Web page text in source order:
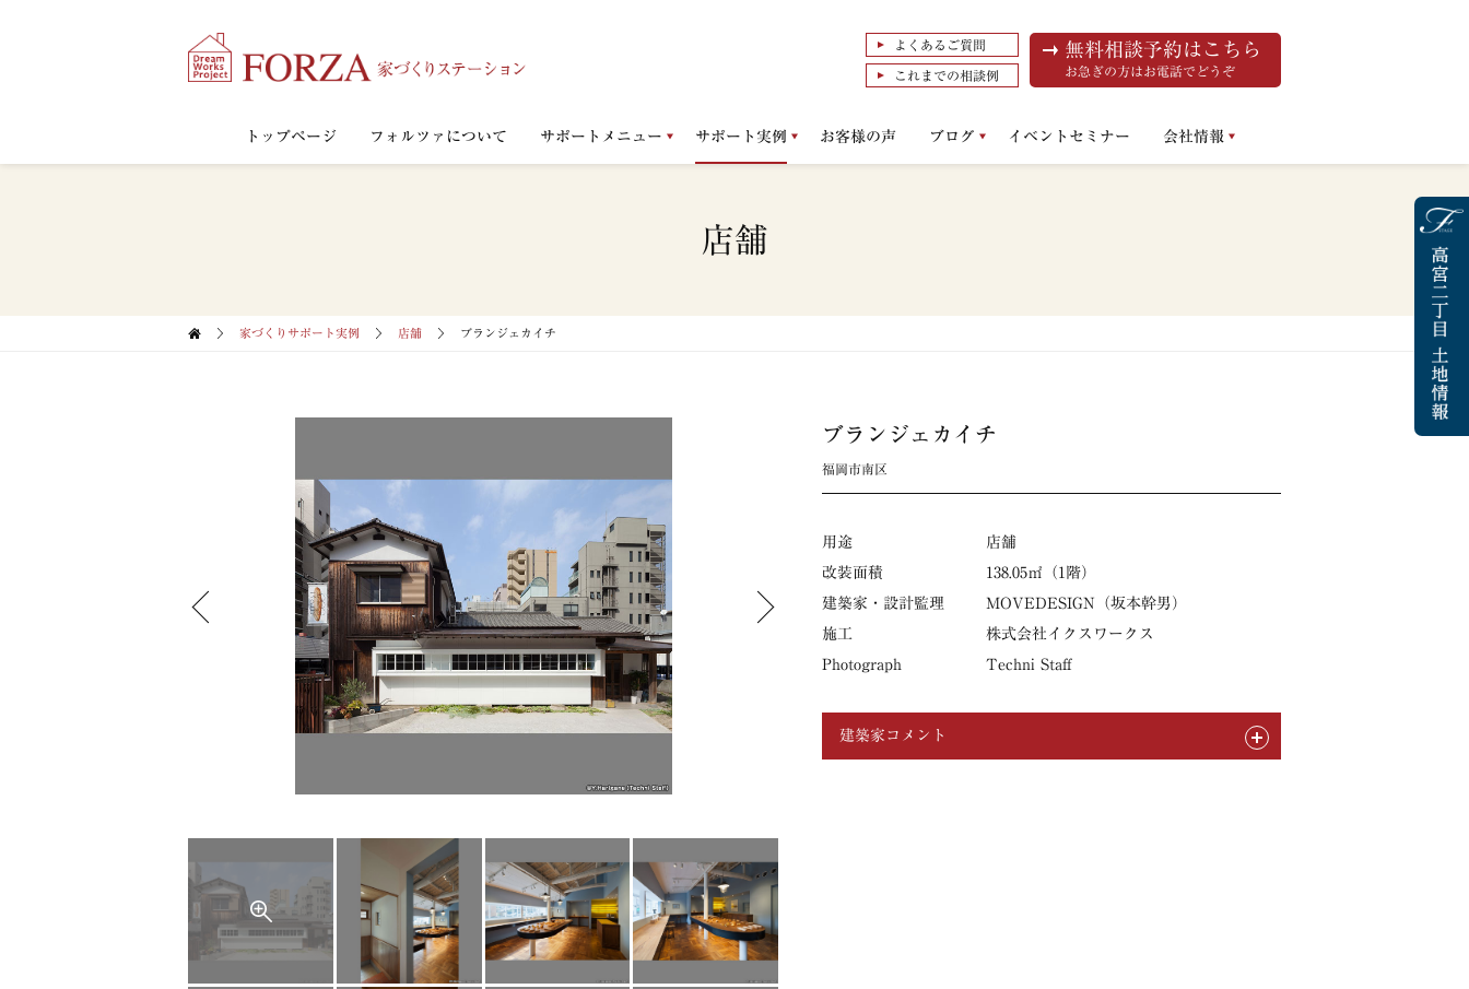
トップページ フォルツァについて サポートメニュー サポート実例 お客様の声 ブログ イベントセミナー 会社情報
よくあるご質問
これまでの相談例
無料相談予約はこちら
お急ぎの方はお電話でどうぞ
店舗
家づくりサポート実例 店舗 ブランジェカイチ
ブランジェカイチ
福岡市南区
用途
店舗
改装面積
138.05㎡（1階）
建築家・設計監理
MOVEDESIGN（坂本幹男）
施工
株式会社イクスワークス
Photograph
Techni Staff
建築家コメント